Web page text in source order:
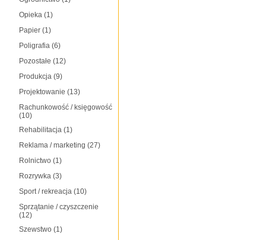
Opieka (1)
Papier (1)
Poligrafia (6)
Pozostałe (12)
Produkcja (9)
Projektowanie (13)
Rachunkowość / księgowość
(10)
Rehabilitacja (1)
Reklama / marketing (27)
Rolnictwo (1)
Rozrywka (3)
Sport / rekreacja (10)
Sprzątanie / czyszczenie
(12)
Szewstwo (1)